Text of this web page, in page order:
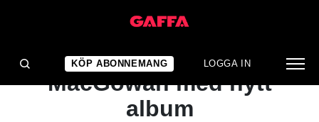
KÖP ABONNEMANG LOGGA IN
NYHET
Stjärnorna hyllar
MacGowan med nytt
album